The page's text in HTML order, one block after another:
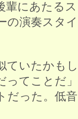
にあたる
の演奏スタ
いたかも
ってことだ」
った。低